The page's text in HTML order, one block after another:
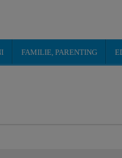
FAMILIE, PARENTING